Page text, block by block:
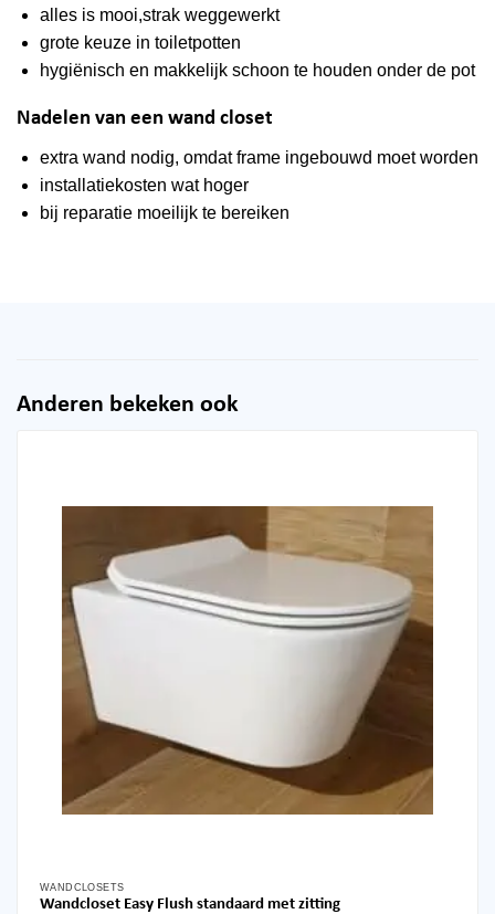
alles is mooi,strak weggewerkt
grote keuze in toiletpotten
hygiënisch en makkelijk schoon te houden onder de pot
Nadelen van een wand closet
extra wand nodig, omdat frame ingebouwd moet worden
installatiekosten wat hoger
bij reparatie moeilijk te bereiken
Anderen bekeken ook
WANDCLOSETS
Wandcloset Easy Flush standaard met zitting